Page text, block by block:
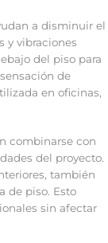
a disminuir el
y vibraciones
del piso para
de
en oficinas,
combinarse con
del proyecto.
también
de piso. Esto
sin afectar